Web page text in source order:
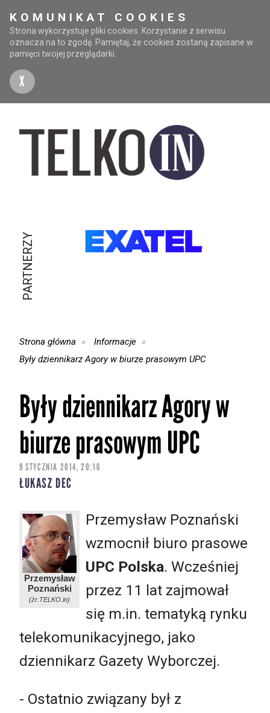
KOMUNIKAT COOKIES
Strona wykorzystuje pliki cookies. Korzystanie z serwisu
oznacza na to zgodę. Pamiętaj, że cookies zostaną zapisane w
pamięci twojej przeglądarki.
X
PARTNERZY
Strona główna
Informacje
Były dziennikarz Agory w biurze prasowym UPC
Były dziennikarz Agory w
biurze prasowym UPC
9 STYCZNIA 2014, 20:16
ŁUKASZ DEC
Przemysław
Poznański
(źr.TELKO.in)
Przemysław Poznański
wzmocnił biuro prasowe
UPC Polska. Wcześniej
przez 11 lat zajmował
się m.in. tematyką rynku
telekomunikacyjnego, jako
dziennikarz Gazety Wyborczej.
- Ostatnio związany był z